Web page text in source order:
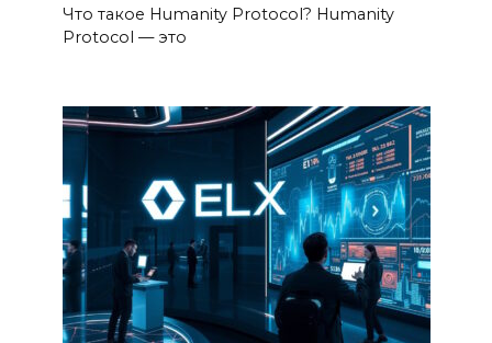
Что такое Humanity Protocol? Humanity
Protocol — это